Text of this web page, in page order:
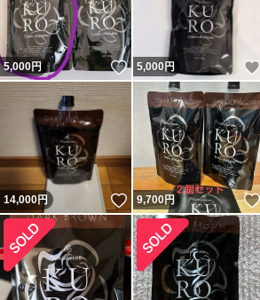
5,000円 いいね！
5,000円
14,000円 いいね！
9,700円